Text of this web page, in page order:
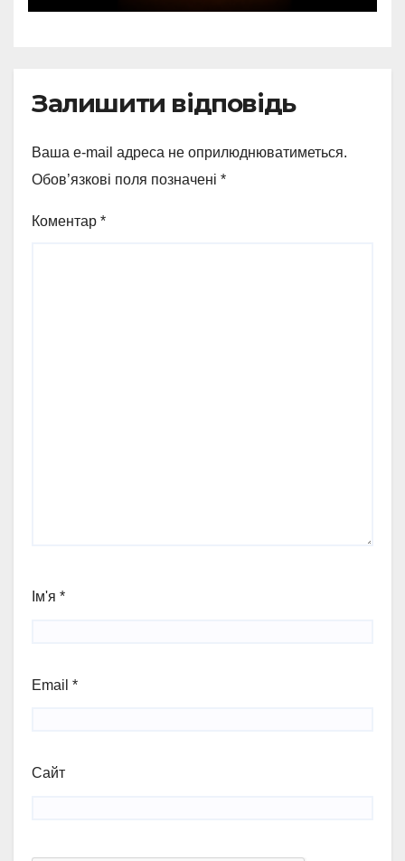
відзнаки
Залишити відповідь
Ваша e-mail адреса не оприлюднюватиметься.
Обов’язкові поля позначені *
Коментар *
Ім'я *
Email *
Сайт